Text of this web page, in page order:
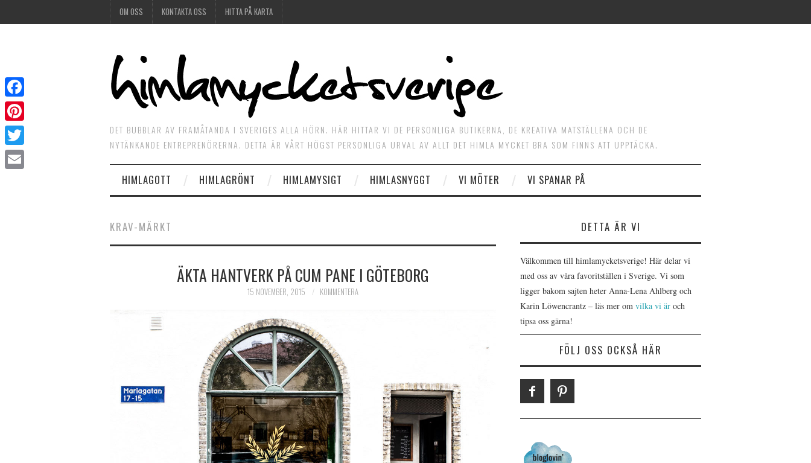
OM OSS KONTAKTA OSS HITTA PÅ KARTA
DET BUBBLAR AV FRAMÅTANDA I SVERIGES ALLA HÖRN. HÄR HITTAR VI DE PERSONLIGA BUTIKERNA, DE KREATIVA MATSTÄLLENA OCH DE
NYTÄNKANDE ENTREPRENÖRERNA. DETTA ÄR VÅRT HÖGST PERSONLIGA URVAL AV ALLT DET HIMLA MYCKET BRA SOM FINNS ATT UPPTÄCKA.
HIMLAGOTT HIMLAGRÖNT HIMLAMYSIGT HIMLASNYGGT VI MÖTER VI SPANAR PÅ
KRAV-MÄRKT
ÄKTA HANTVERK PÅ CUM PANE I GÖTEBORG
15 NOVEMBER, 2015 KOMMENTERA
DETTA ÄR VI
Välkommen till himlamycketsverige! Här delar vi
med oss av våra favoritställen i Sverige. Vi som
ligger bakom sajten heter Anna-Lena Ahlberg och
Karin Löwencrantz – läs mer om vilka vi är och
tipsa oss gärna!
FÖLJ OSS OCKSÅ HÄR
Facebook
Pinterest
Twitter